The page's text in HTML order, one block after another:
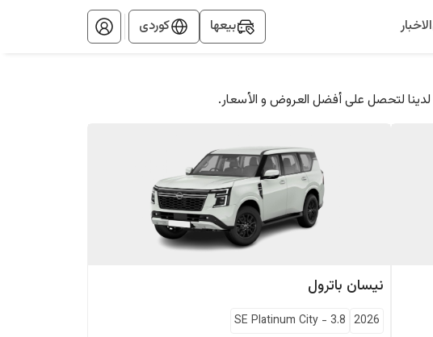
الاخبار بيعها کوردی
لدينا لتحصل على أفضل العروض و الأسعار.
نيسان باترول
2026
SE Platinum City- 3.8